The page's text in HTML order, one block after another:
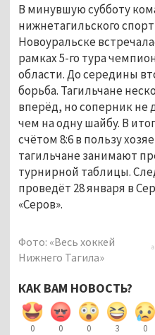
В минувшую субботу
нижнетагильского
Новоуральске
рамках 5-го тура
области. До середины
борьба. Тагильчане
вперёд, но соперник не
чем на одну шайбу. В
счётом 8:6 в пользу
тагильчане занимают
турнирной таблицы.
проведёт 28 января в
«Серов».
Фото: «Весь хоккей
Нижнего Тагила»
КАК ВАМ НОВОСТЬ?
0 0 0 3 0